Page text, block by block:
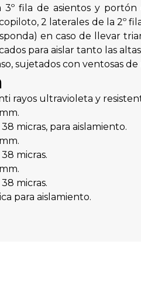
3º fila de asientos y
2 laterales de la 2º
en caso de llevar
para aislar tanto las
sujetados con ventosas
rayos ultravioleta y
micras, para aislamiento.
micras.
micras.
para aislamiento.